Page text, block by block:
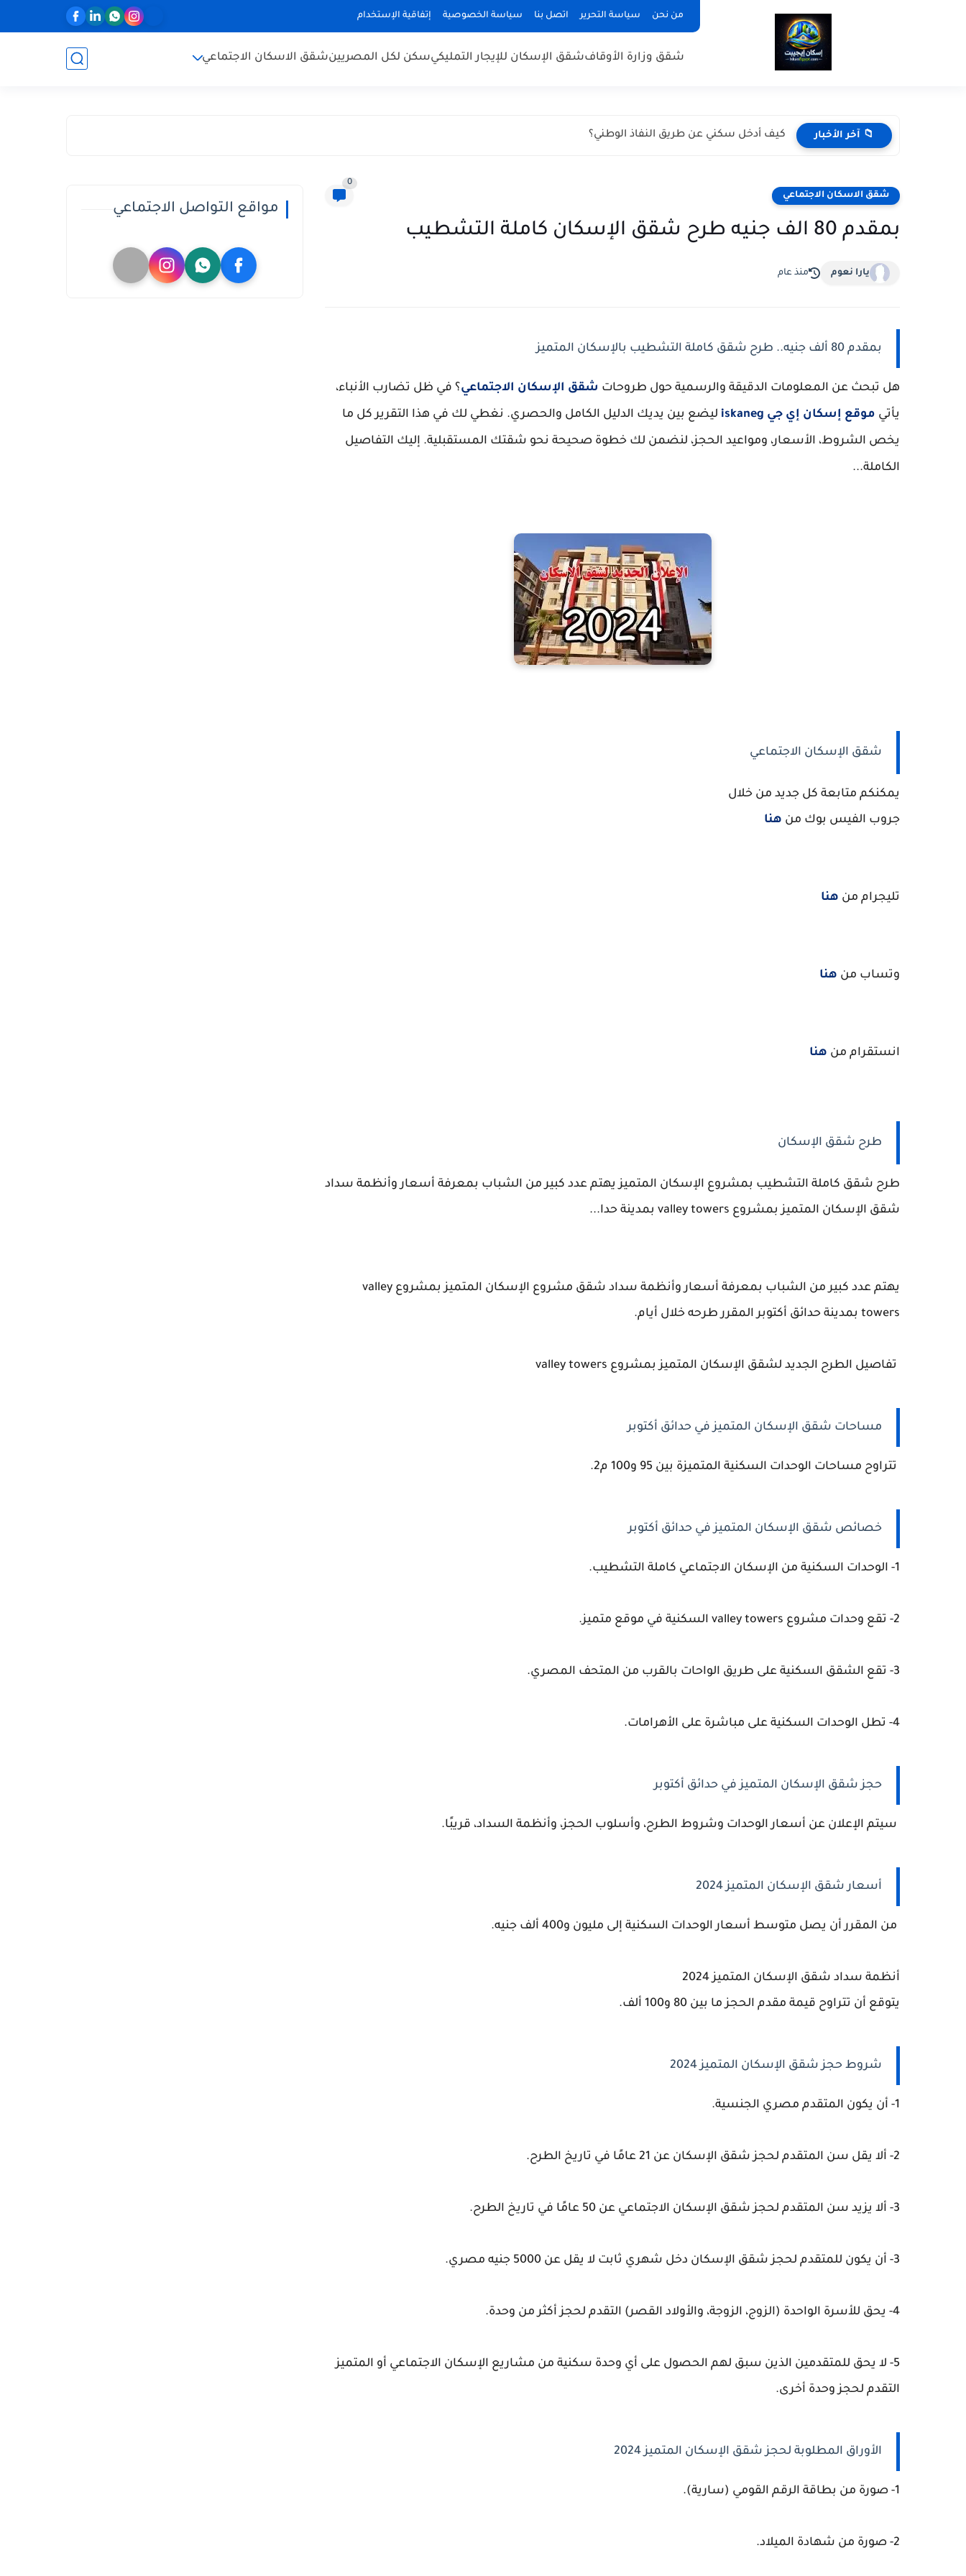
من نحن سياسة التحرير اتصل بنا سياسة الخصوصية إتفاقية الإستخدام
شقق وزارة الأوقافشقق الإسكان للإيجار التمليكيسكن لكل المصريينشقق الاسكان الاجتماعي
📁 آخر الأخبار كيف أدخل سكني عن طريق النفاذ الوطني؟
شقق الاسكان الاجتماعي
0
بمقدم 80 الف جنيه طرح شقق الإسكان كاملة التشطيب
يارا نعوم منذ عام
بمقدم 80 ألف جنيه.. طرح شقق كاملة التشطيب بالإسكان المتميز
هل تبحث عن المعلومات الدقيقة والرسمية حول طروحات شقق الإسكان الاجتماعي؟ في ظل تضارب الأنباء،
يأتي موقع إسكان إي جي iskaneg ليضع بين يديك الدليل الكامل والحصري. نغطي لك في هذا التقرير كل ما
يخص الشروط، الأسعار، ومواعيد الحجز، لنضمن لك خطوة صحيحة نحو شقتك المستقبلية. إليك التفاصيل
الكاملة...
شقق الإسكان الاجتماعي
يمكنكم متابعة كل جديد من خلال
جروب الفيس بوك من هنا
تليجرام من هنا
وتساب من هنا
انستقرام من هنا
طرح شقق الإسكان
طرح شقق كاملة التشطيب بمشروع الإسكان المتميز يهتم عدد كبير من الشباب بمعرفة أسعار وأنظمة سداد
شقق الإسكان المتميز بمشروع valley towers بمدينة حدا...
يهتم عدد كبير من الشباب بمعرفة أسعار وأنظمة سداد شقق مشروع الإسكان المتميز بمشروع valley
towers بمدينة حدائق أكتوبر المقرر طرحه خلال أيام.
تفاصيل الطرح الجديد لشقق الإسكان المتميز بمشروع valley towers
مساحات شقق الإسكان المتميز في حدائق أكتوبر
تتراوح مساحات الوحدات السكنية المتميزة بين 95 و100 م2.
خصائص شقق الإسكان المتميز في حدائق أكتوبر
1- الوحدات السكنية من الإسكان الاجتماعي كاملة التشطيب.
2- تقع وحدات مشروع valley towers السكنية في موقع متميز.
3- تقع الشقق السكنية على طريق الواحات بالقرب من المتحف المصري.
4- تطل الوحدات السكنية على مباشرة على الأهرامات.
حجز شقق الإسكان المتميز في حدائق أكتوبر
سيتم الإعلان عن أسعار الوحدات وشروط الطرح، وأسلوب الحجز، وأنظمة السداد، قريبًا.
أسعار شقق الإسكان المتميز 2024
من المقرر أن يصل متوسط أسعار الوحدات السكنية إلى مليون و400 ألف جنيه.
أنظمة سداد شقق الإسكان المتميز 2024
يتوقع أن تتراوح قيمة مقدم الحجز ما بين 80 و100 ألف.
شروط حجز شقق الإسكان المتميز 2024
1- أن يكون المتقدم مصري الجنسية.
2- ألا يقل سن المتقدم لحجز شقق الإسكان عن 21 عامًا في تاريخ الطرح.
3- ألا يزيد سن المتقدم لحجز شقق الإسكان الاجتماعي عن 50 عامًا في تاريخ الطرح.
3- أن يكون للمتقدم لحجز شقق الإسكان دخل شهري ثابت لا يقل عن 5000 جنيه مصري.
4- يحق للأسرة الواحدة (الزوج، الزوجة، والأولاد القصر) التقدم لحجز أكثر من وحدة.
5- لا يحق للمتقدمين الذين سبق لهم الحصول على أي وحدة سكنية من مشاريع الإسكان الاجتماعي أو المتميز
التقدم لحجز وحدة أخرى.
الأوراق المطلوبة لحجز شقق الإسكان المتميز 2024
1- صورة من بطاقة الرقم القومي (سارية).
2- صورة من شهادة الميلاد.
مواقع التواصل الاجتماعي